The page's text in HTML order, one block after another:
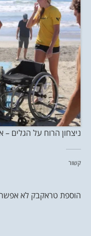
ניצחון הרוח על הגלים
קשור
הוספת טראקבק לא